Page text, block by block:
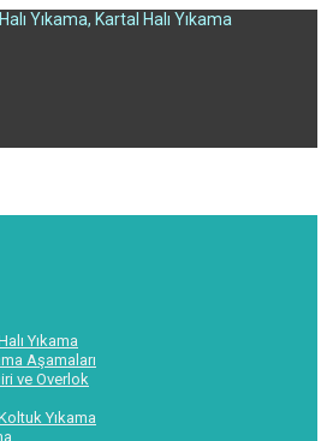
Yıkama, Kartal Halı Yıkama
Yıkama
Aşamaları
ve Overlok
Yıkama